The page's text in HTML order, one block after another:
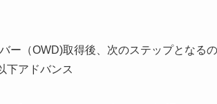
ー（OWD)取得後、次のステップとなる
下アドバンス